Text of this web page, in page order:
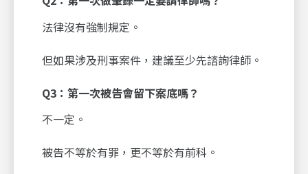
法律沒有強制規定。
但如果涉及刑事案件，建議至少先諮詢律師。
Q3：第一次被告會留下案底嗎？
不一定。
被告不等於有罪，更不等於有前科。